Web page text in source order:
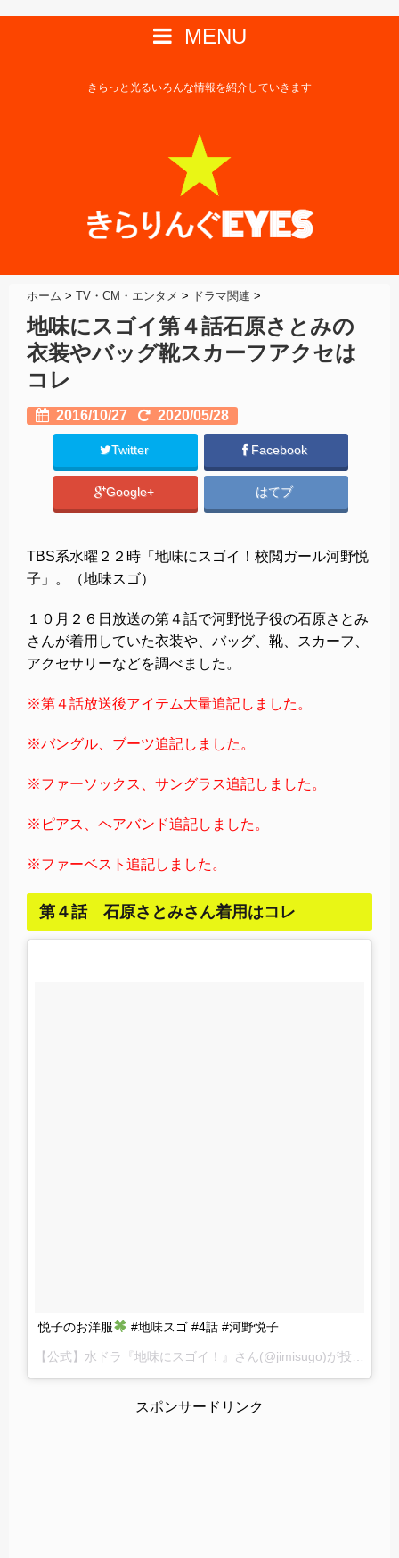
MENU
きらっと光るいろんな情報を紹介していきます
ホーム > TV・CM・エンタメ > ドラマ関連 >
地味にスゴイ第４話石原さとみの
衣装やバッグ靴スカーフアクセは
コレ
2016/10/27 2020/05/28
Twitter Facebook
Google+ はてブ
TBS系水曜２２時「地味にスゴイ！校閲ガール河野悦
子」。（地味スゴ）
１０月２６日放送の第４話で河野悦子役の石原さとみ
さんが着用していた衣装や、バッグ、靴、スカーフ、
アクセサリーなどを調べました。
※第４話放送後アイテム大量追記しました。
※バングル、ブーツ追記しました。
※ファーソックス、サングラス追記しました。
※ピアス、ヘアバンド追記しました。
※ファーベスト追記しました。
第４話 石原さとみさん着用はコレ
悦子のお洋服 #地味スゴ #4話 #河野悦子
スポンサードリンク